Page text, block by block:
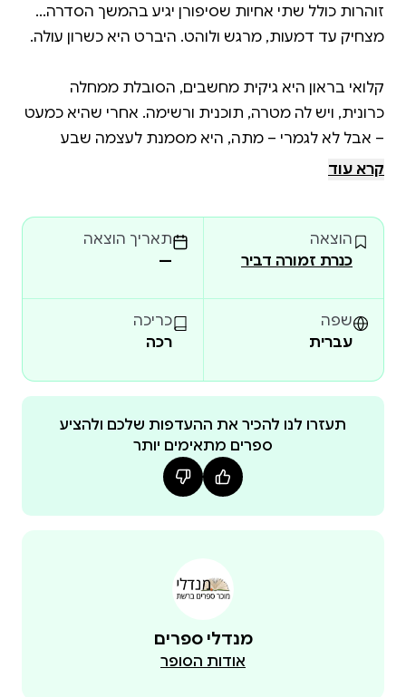
זוהרות כולל שתי אחיות שסיפורן יגיע בהמשך הסדרה...
קלואי בראון היא גיקית מחשבים, הסובלת ממחלה
כרונית, ויש לה מטרה, תוכנית ורשימה. אחרי שהיא כמעט
– אבל לא לגמרי – מתה, היא מסמנת לעצמה שבע
משימות לבצע, שיעזרו לה "לצאת לחיים״. את הראשונה
אבל לא קל להיות רעה, אפילו אחרי שכתבת מדריך
מפורט, שמנחה אותך בדיוק כיצד לעשות זאת. קלואי
גם אמן, שמצייר בלילות ומסתיר את יצירותיו בימים,
כשהיא מגייסת את רד למשימתה להפוך למורדת, היא
קרא עוד
הוצאה
כנרת זמורה דביר
תאריך הוצאה
—
שפה
עברית
כריכה
רכה
תעזרו לנו להכיר את ההעדפות שלכם ולהציע
ספרים מתאימים יותר
מנדלי ספרים
אודות הסופר